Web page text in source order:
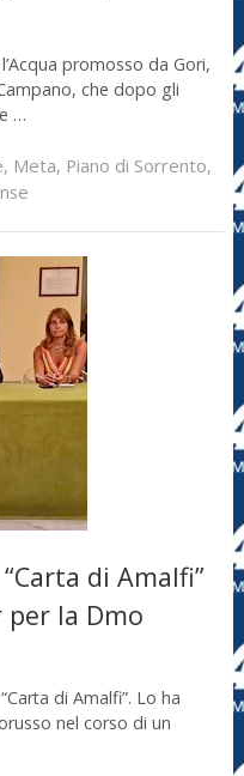
promosso da Gori,
che dopo gli
…
, Meta, Piano di Sorrento,
di Amalfi”
per la Dmo
di Amalfi”. Lo ha
nel corso di un